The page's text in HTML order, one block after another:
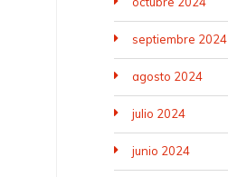
septiembre 2024
agosto 2024
julio 2024
junio 2024